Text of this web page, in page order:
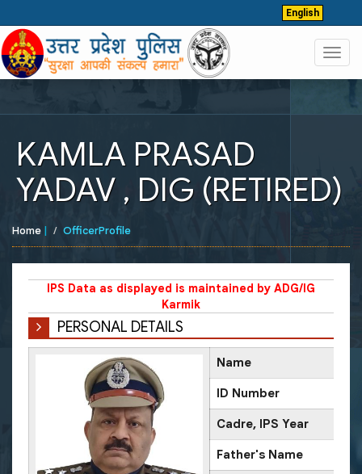
English
KAMLA PRASAD
YADAV , DIG (RETIRED)
Home | OfficerProfile
IPS Data as displayed is maintained by ADG/IG
Karmik
PERSONAL DETAILS
Name
ID Number
Cadre, IPS Year
Father's Name